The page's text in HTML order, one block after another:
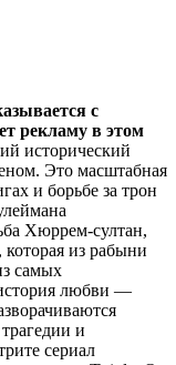
с
рекламу в этом
исторический
Это масштабная
и борьбе за трон
Хюррем-султан,
из рабыни
самых
любви —
и
сериал